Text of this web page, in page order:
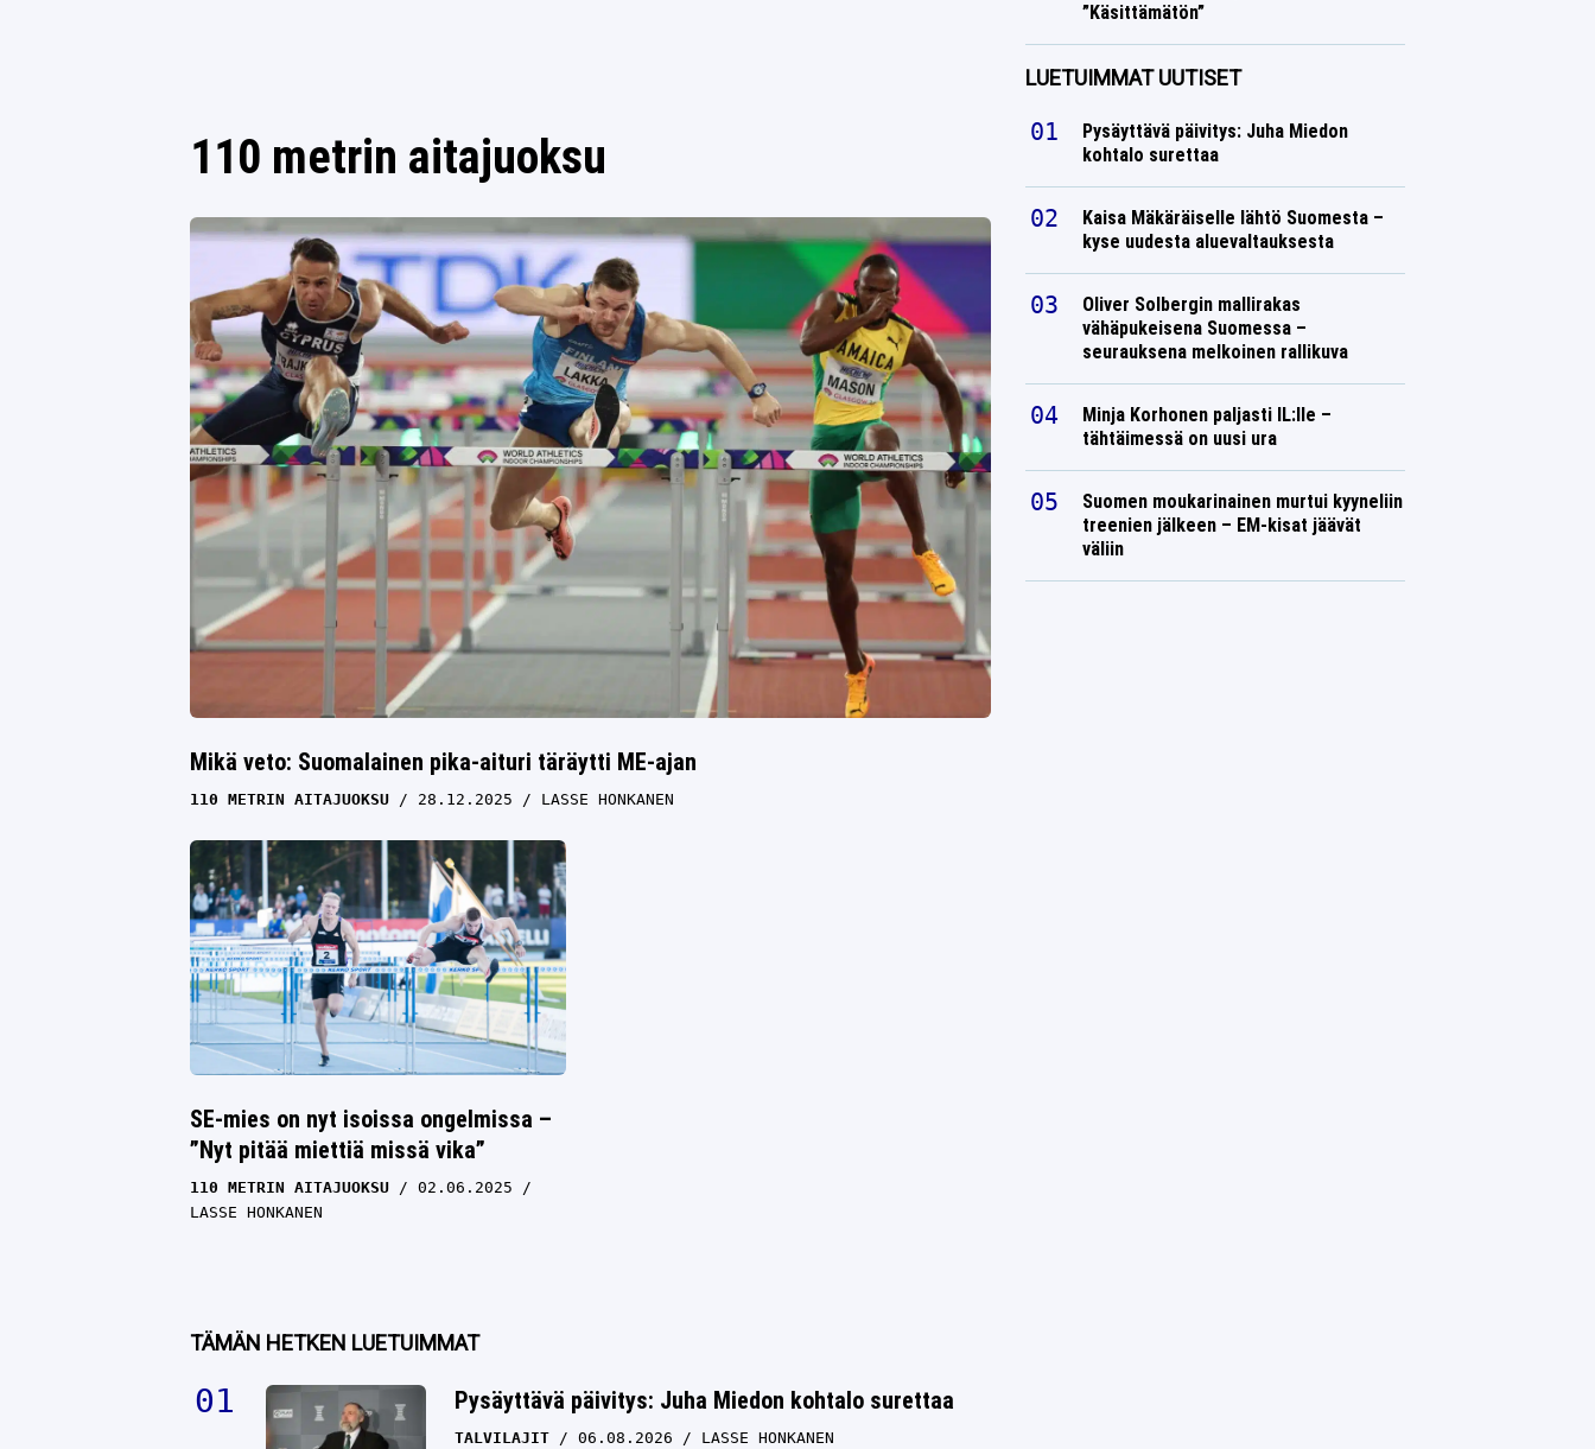
110 metrin aitajuoksu
Mikä veto: Suomalainen pika-aituri täräytti ME-ajan
110 METRIN AITAJUOKSU 28.12.2025 LASSE HONKANEN
SE-mies on nyt isoissa ongelmissa –
”Nyt pitää miettiä missä vika”
110 METRIN AITAJUOKSU
02.06.2025
LASSE HONKANEN
TÄMÄN HETKEN LUETUIMMAT
Pysäyttävä päivitys: Juha Miedon kohtalo surettaa
TALVILAJIT 06.08.2026 LASSE HONKANEN
”Käsittämätön”
LUETUIMMAT UUTISET
Pysäyttävä päivitys: Juha Miedon
kohtalo surettaa
Kaisa Mäkäräiselle lähtö Suomesta –
kyse uudesta aluevaltauksesta
Oliver Solbergin mallirakas
vähäpukeisena Suomessa –
seurauksena melkoinen rallikuva
Minja Korhonen paljasti IL:lle –
tähtäimessä on uusi ura
Suomen moukarinainen murtui kyyneliin
treenien jälkeen – EM-kisat jäävät
väliin